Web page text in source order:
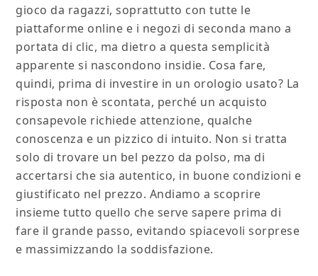
gioco da ragazzi, soprattutto con tutte le
piattaforme online e i negozi di seconda mano a
portata di clic, ma dietro a questa semplicità
apparente si nascondono insidie. Cosa fare,
quindi, prima di investire in un orologio usato? La
risposta non è scontata, perché un acquisto
consapevole richiede attenzione, qualche
conoscenza e un pizzico di intuito. Non si tratta
solo di trovare un bel pezzo da polso, ma di
accertarsi che sia autentico, in buone condizioni e
giustificato nel prezzo. Andiamo a scoprire
insieme tutto quello che serve sapere prima di
fare il grande passo, evitando spiacevoli sorprese
e massimizzando la soddisfazione.